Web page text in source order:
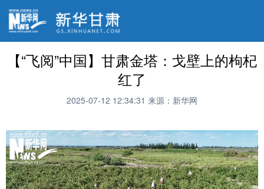
【“飞阅”中国】甘肃金塔：戈壁上的枸杞
红了
2025-07-12 12:34:31 来源：新华网